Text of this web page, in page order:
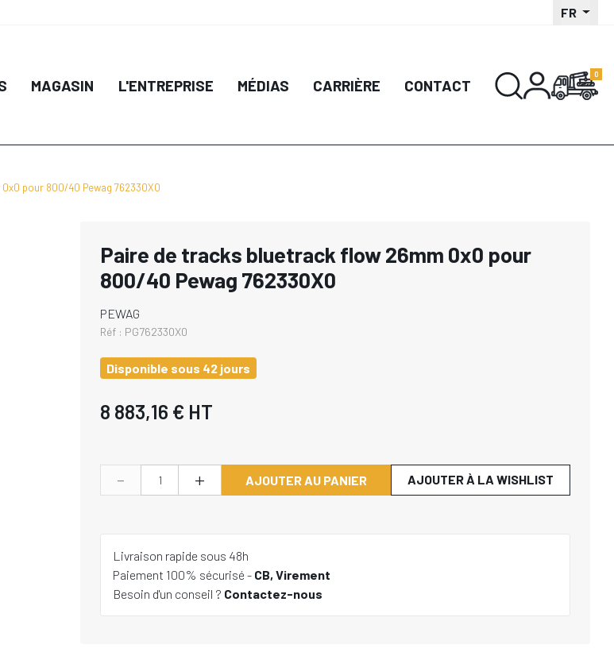
FR
MAGASIN L'ENTREPRISE MÉDIAS CARRIÈRE CONTACT
pour 800/40 Pewag 762330X0
Paire de tracks bluetrack flow 26mm 0x0 pour
800/40 Pewag 762330X0
PEWAG
Réf : PG762330X0
Disponible sous 42 jours
8 883,16 € HT
- + AJOUTER AU PANIER AJOUTER À LA WISHLIST
Livraison rapide sous 48h
Paiement 100% sécurisé - CB, Virement
Besoin d'un conseil ? Contactez-nous